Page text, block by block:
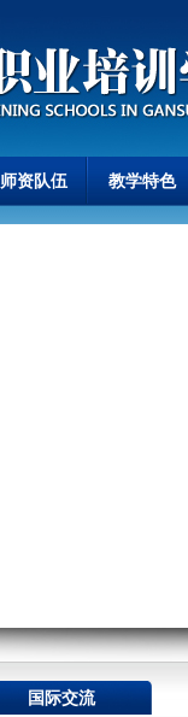
师资队伍 教学特色
国际交流